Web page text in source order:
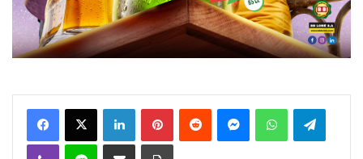
FacebookX Linkedin PinterestReddit MessengerWhatsAppTelegram
Viber Ligne Partager par email Imprimer